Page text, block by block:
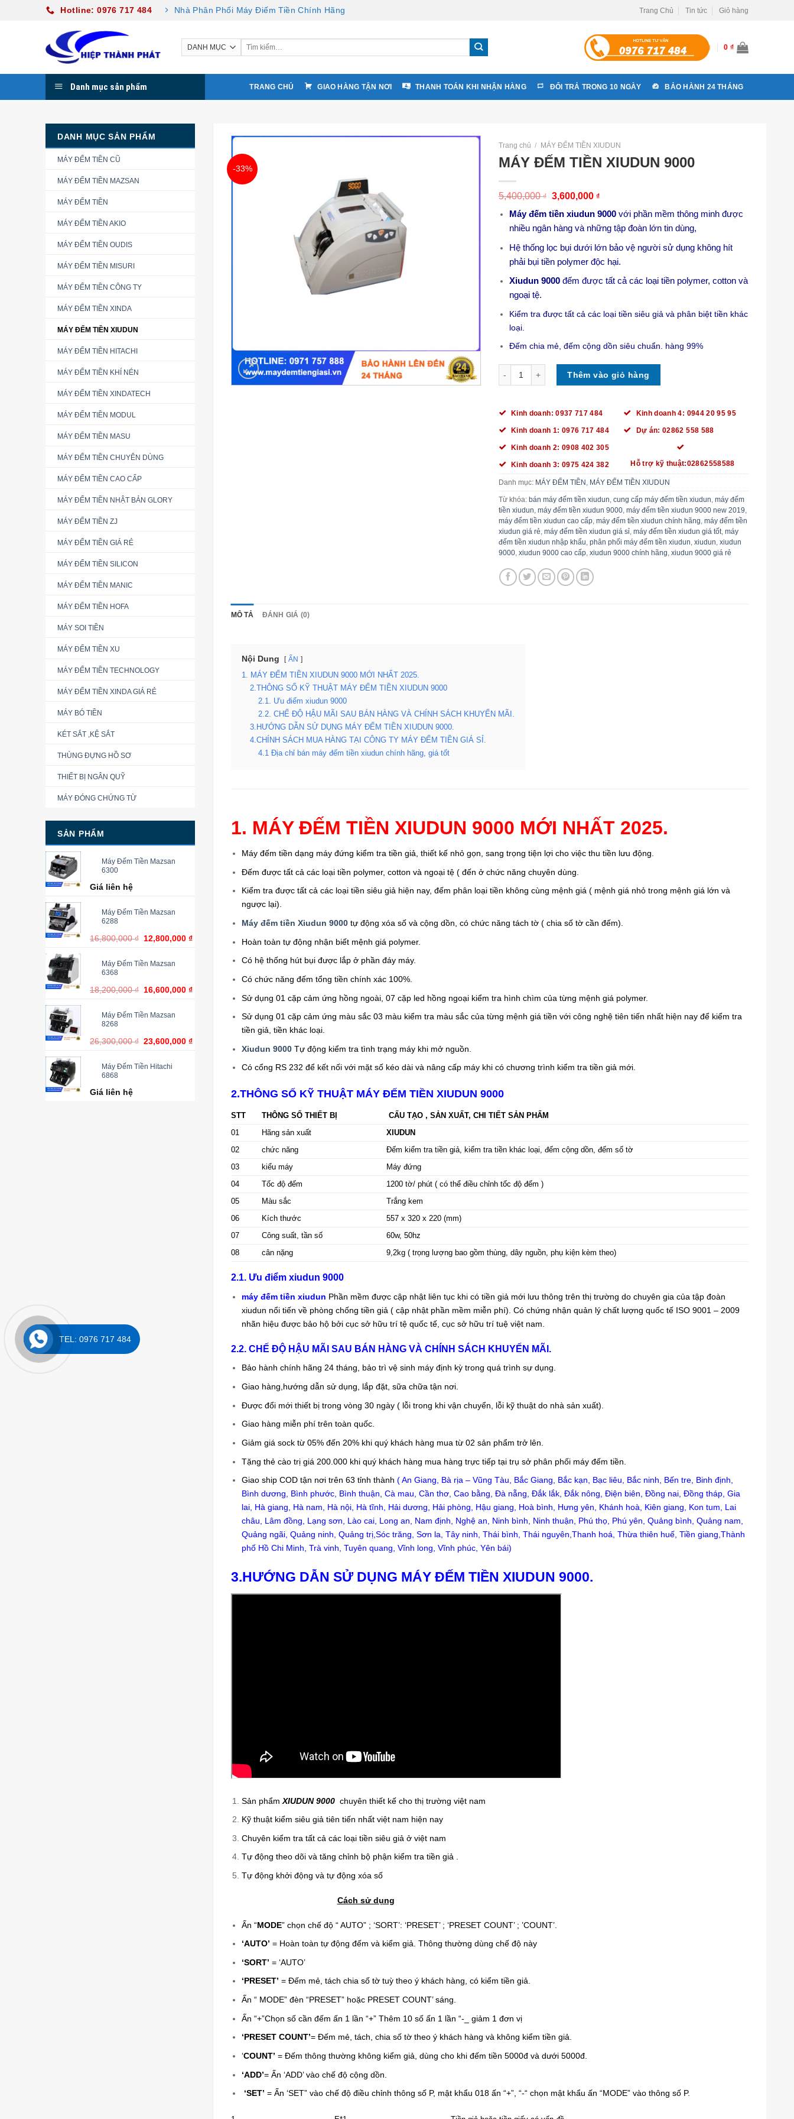
Hotline: 0976 717 484 Nhà Phân Phối Máy Điếm Tiền Chính Hãng Trang Chủ Tin tức Giỏ hàng
0 ₫
Danh mục sản phẩm TRANG CHỦ GIAO HÀNG TẬN NƠI THANH TOÁN KHI NHẬN HÀNG ĐỔI TRẢ TRONG 10 NGÀY BẢO HÀNH 24 THÁNG
DANH MỤC SẢN PHẨM
MÁY ĐẾM TIỀN CŨ
MÁY ĐẾM TIỀN MAZSAN
MÁY ĐẾM TIỀN
MÁY ĐẾM TIỀN AKIO
MÁY ĐẾM TIỀN OUDIS
MÁY ĐẾM TIỀN MISURI
MÁY ĐẾM TIỀN CÔNG TY
MÁY ĐẾM TIỀN XINDA
MÁY ĐẾM TIỀN XIUDUN
MÁY ĐẾM TIỀN HITACHI
MÁY ĐẾM TIỀN KHÍ NÉN
MÁY ĐẾM TIỀN XINDATECH
MÁY ĐẾM TIỀN MODUL
MÁY ĐẾM TIỀN MASU
MÁY ĐẾM TIỀN CHUYÊN DÙNG
MÁY ĐẾM TIỀN CAO CẤP
MÁY ĐẾM TIỀN NHẬT BẢN GLORY
MÁY ĐẾM TIỀN ZJ
MÁY ĐẾM TIỀN GIÁ RẺ
MÁY ĐẾM TIỀN SILICON
MÁY ĐẾM TIỀN MANIC
MÁY ĐẾM TIỀN HOFA
MÁY SOI TIỀN
MÁY ĐẾM TIỀN XU
MÁY ĐẾM TIỀN TECHNOLOGY
MÁY ĐẾM TIỀN XINDA GIÁ RẺ
MÁY BÓ TIỀN
KÉT SẮT ,KỆ SẮT
THÙNG ĐỰNG HỒ SƠ
THIẾT BỊ NGÂN QUỸ
MÁY ĐÓNG CHỨNG TỪ
SẢN PHẨM
Máy Đếm Tiền Mazsan
6300
Giá liên hệ
Máy Đếm Tiền Mazsan
6288
16,800,000₫ 12,800,000₫
Máy Đếm Tiền Mazsan
6368
18,200,000₫ 16,600,000₫
Máy Đếm Tiền Mazsan
8268
26,300,000₫ 23,600,000₫
Máy Đếm Tiền Hitachi
6868
Giá liên hệ
-33%
Trang chủ / MÁY ĐẾM TIỀN XIUDUN
MÁY ĐẾM TIỀN XIUDUN 9000
5,400,000₫ 3,600,000 ₫
Máy đếm tiền xiudun 9000 với phần mềm thông minh được
nhiều ngân hàng và những tập đoàn lớn tin dùng,
Hệ thống lọc bụi dưới lớn bảo vệ người sử dụng không hít
phải bụi tiền polymer độc hại.
Xiudun 9000đếm được tất cả các loại tiền polymer, cotton và
ngoại tệ.
Kiểm tra được tất cả các loại tiền siêu giả và phân biệt tiền khác
loại.
Đếm chia mẻ, đếm cộng dồn siêu chuẩn. hàng 99%
MÁY ĐẾM TIỀN XIUDUN 9000 số lượng
Thêm vào giỏ hàng
Kinh doanh: 0937 717 484
Kinh doanh 1: 0976 717 484
Kinh doanh 2: 0908 402 305
Kinh doanh 3: 0975 424 382
Kinh doanh 4: 0944 20 95 95
Dự án: 02862 558 588
Hỗ trợ kỹ thuật:02862558588
Danh mục: MÁY ĐẾM TIỀN MÁY ĐẾM TIỀN XIUDUN
Từ khóa: bán máy đếm tiền xiudun cung cấp máy đếm tiền xiudun máy đếm
tiền xiudun máy đếm tiền xiudun 9000, máy đếm tiền xiudun 9000 new 2019
máy đếm tiền xiudun cao cấp, máy đếm tiền xiudun chính hãng máy đếm tiền
xiudun giá rẻ máy đếm tiền xiudun giá sỉ máy đếm tiền xiudun giá tốt, máy
đếm tiền xiudun nhập khẩu phân phối máy đếm tiền xiudun xiudun xiudun
9000, xiudun 9000 cao cấp, xiudun 9000 chính hãng xiudun 9000 giá rẻ
MÔ TẢ ĐÁNH GIÁ (0)
Nội Dung ẨN
1. MÁY ĐẾM TIỀN XIUDUN 9000 MỚI NHẤT 2025.
2.THÔNG SỐ KỸ THUẬT MÁY ĐẾM TIỀN XIUDUN 9000
2.1. Ưu điểm xiudun 9000
2.2. CHẾ ĐỘ HẬU MÃI SAU BÁN HÀNG VÀ CHÍNH SÁCH KHUYẾN MÃI.
3.HƯỚNG DẪN SỬ DỤNG MÁY ĐẾM TIỀN XIUDUN 9000.
4.CHÍNH SÁCH MUA HÀNG TẠI CÔNG TY MÁY ĐẾM TIỀN GIÁ SỈ.
4.1 Địa chỉ bán máy đếm tiền xiudun chính hãng, giá tốt
1. MÁY ĐẾM TIỀN XIUDUN 9000 MỚI NHẤT 2025.
Máy đếm tiền dạng máy đứng kiểm tra tiền giả, thiết kế nhỏ gọn, sang trọng tiện lợi cho việc thu tiền lưu động.
Đếm được tất cả các loại tiền polymer, cotton và ngoại tệ ( đến ở chức năng chuyên dùng.
Kiểm tra được tất cả các loại tiền siêu giả hiện nay, đếm phân loại tiền không cùng mệnh giá ( mệnh giá nhỏ trong mệnh giá lớn và
ngược lại).
Máy đếm tiền Xiudun 9000 tự động xóa số và cộng dồn, có chức năng tách tờ ( chia số tờ cần đếm).
Hoàn toàn tự động nhận biết mệnh giá polymer.
Có hệ thống hút bụi được lắp ở phần đáy máy.
Có chức năng đếm tổng tiền chính xác 100%.
Sử dụng 01 cặp cảm ứng hồng ngoài, 07 cặp led hồng ngoại kiểm tra hình chìm của từng mệnh giá polymer.
Sử dụng 01 cặp cảm ứng màu sắc 03 màu kiểm tra màu sắc của từng mệnh giá tiền với công nghệ tiên tiến nhất hiện nay để kiểm tra
tiền giả, tiền khác loại.
Xiudun 9000Tự động kiểm tra tình trạng máy khi mở nguồn.
Có cổng RS 232 để kết nối với mặt số kéo dài và nâng cấp máy khi có chương trình kiểm tra tiền giả mới.
2.THÔNG SỐ KỸ THUẬT MÁY ĐẾM TIỀN XIUDUN 9000
STT THÔNG SỐ THIẾT BỊ
CẤU TẠO , SẢN XUẤT, CHI TIẾT SẢN PHẨM
01
Hãng sản xuất
XIUDUN
02
chức năng
Đếm kiểm tra tiền giả, kiểm tra tiền khác loại, đếm cộng dồn, đếm số tờ
03
kiểu máy
Máy đứng
04
Tốc độ đếm
1200 tờ/ phút ( có thể điều chỉnh tốc độ đếm )
05
Màu sắc
Trắng kem
06
Kích thước
557 x 320 x 220 (mm)
07
Công suất, tần số
60w, 50hz
08
cân nặng 9,2kg ( trọng lượng bao gồm thùng, dây nguồn, phụ kiện kèm theo)
2.1. Ưu điểm xiudun 9000
máy đếm tiền xiudun Phần mềm được cập nhật liên tục khi có tiền giả mới lưu thông trên thị trường do chuyên gia của tập đoàn
xiudun nổi tiến về phòng chống tiền giả ( cập nhật phần mềm miễn phí). Có chứng nhận quản lý chất lượng quốc tế ISO 9001 – 2009
nhãn hiệu được bảo hộ bởi cục sở hữu trí tệ quốc tế, cục sở hữu trí tuệ việt nam.
2.2. CHẾ ĐỘ HẬU MÃI SAU BÁN HÀNG VÀ CHÍNH SÁCH KHUYẾN MÃI.
Bảo hành chính hãng 24 tháng, bảo trì vệ sinh máy định kỳ trong quá trình sự dụng.
Giao hàng,hướng dẫn sử dụng, lắp đặt, sữa chữa tận nơi.
Được đổi mới thiết bị trong vòng 30 ngày ( lỗi trong khi vận chuyển, lỗi kỹ thuật do nhà sản xuất).
Giao hàng miễn phí trên toàn quốc.
Giảm giá sock từ 05% đến 20% khi quý khách hàng mua từ 02 sản phẩm trở lên.
Tặng thẻ cào trị giá 200.000 khi quý khách hàng mua hàng trực tiếp tại trụ sở phân phối máy đếm tiền.
Giao ship COD tận nơi trên 63 tỉnh thành( An Giang, Bà rịa – Vũng Tàu, Bắc Giang, Bắc kạn, Bạc liêu, Bắc ninh, Bến tre, Binh định,
Bình dương, Bình phước, Bình thuận, Cà mau, Cần thơ, Cao bằng, Đà nẵng, Đắk lắk, Đắk nông, Điện biên, Đồng nai, Đồng tháp, Gia
lai, Hà giang, Hà nam, Hà nội, Hà tĩnh, Hải dương, Hải phòng, Hậu giang, Hoà bình, Hưng yên, Khánh hoà, Kiên giang, Kon tum, Lai
châu, Lâm đồng, Lạng sơn, Lào cai, Long an, Nam định, Nghệ an, Ninh bình, Ninh thuận, Phú thọ, Phú yên, Quảng bình, Quảng nam,
Quảng ngãi, Quảng ninh, Quảng trị,Sóc trăng, Sơn la, Tây ninh, Thái bình, Thái nguyên,Thanh hoá, Thừa thiên huế, Tiền giang,Thành
phố Hồ Chi Minh, Trà vinh, Tuyên quang, Vĩnh long, Vĩnh phúc, Yên bái)
3.HƯỚNG DẪN SỬ DỤNG MÁY ĐẾM TIỀN XIUDUN 9000.
Sản phẩm XIUDUN 9000 chuyên thiết kế cho thị trường việt nam
Kỹ thuật kiểm siêu giả tiên tiến nhất việt nam hiện nay
Chuyên kiểm tra tất cả các loại tiền siêu giả ở việt nam
Tự động theo dõi và tăng chỉnh bộ phận kiểm tra tiền giả .
Tự động khởi động và tự động xóa số
Cách sử dụng
Ấn “MODE” chọn chế độ “ AUTO” ; ‘SORT’: ‘PRESET’ ; ‘PRESET COUNT’ ; ’COUNT’.
‘AUTO’ = Hoàn toàn tự động đếm và kiểm giả. Thông thường dùng chế độ này
‘SORT’ = ‘AUTO’
‘PRESET’ = Đếm mẻ, tách chia số tờ tuỳ theo ý khách hàng, có kiểm tiền giả.
Ấn “ MODE” đèn “PRESET” hoặc PRESET COUNT’ sáng.
Ấn “+”Chọn số cần đếm ấn 1 lần “+” Thêm 10 số ấn 1 lần “-_ giảm 1 đơn vị
‘PRESET COUNT’= Đếm mẻ, tách, chia số tờ theo ý khách hàng và không kiểm tiền giả.
‘COUNT’ = Đếm thông thường không kiểm giả, dùng cho khi đếm tiền 5000đ và dưới 5000đ.
‘ADD’= Ấn ‘ADD’ vào chế độ cộng dồn.
‘SET’ = Ấn ‘SET” vào chế độ điều chỉnh thông số P, mật khẩu 018 ấn “+”, “-“ chọn mật khẩu ấn “MODE” vào thông số P.
TEL: 0976 717 484